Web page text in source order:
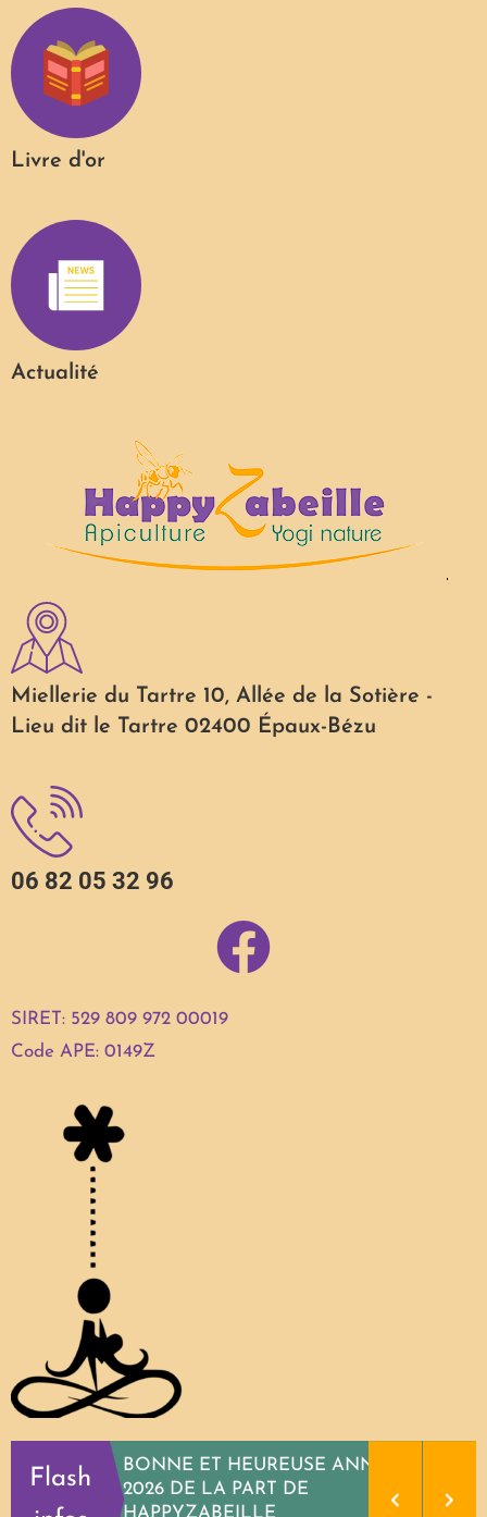
Livre d'or
Actualité
Miellerie du Tartre 10, Allée de la Sotière -
Lieu dit le Tartre 02400 Épaux-Bézu
06 82 05 32 96
SIRET: 529 809 972 00019
Code APE: 0149Z
Flash
BONNE ET HEUREUSE ANNEE
2026 DE LA PART DE